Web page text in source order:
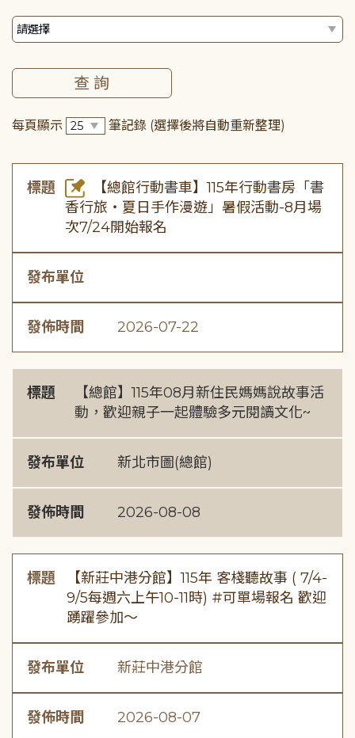
每頁顯示 筆記錄 (選擇後將自動重新整理)
標題
【總館行動書車】115年行動書房「書
香行旅・夏日手作漫遊」暑假活動-8月場
次7/24開始報名
發布單位
發佈時間 2026-07-22
標題
【總館】115年08月新住民媽媽說故事活
動，歡迎親子一起體驗多元閱讀文化~
發布單位 新北市圖(總館)
發佈時間 2026-08-08
標題
【新莊中港分館】115年 客棧聽故事 ( 7/4-
9/5每週六上午10-11時) #可單場報名 歡迎
踴躍參加～
發布單位 新莊中港分館
發佈時間 2026-08-07